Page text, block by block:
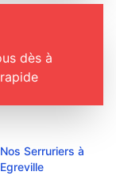
dès à
Nos Serruriers à
Egreville